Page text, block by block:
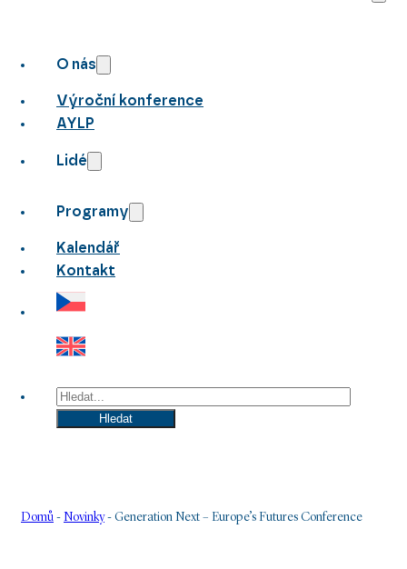
O nás
Výroční konference
AYLP
Lidé
Programy
Kalendář
Kontakt
Hledat
Hledat
Domů - Novinky- Generation Next – Europe’s Futures Conference